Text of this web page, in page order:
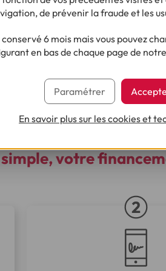
de projet : tout
Le taux de votre prêt personnel est
que vous désirez emprunter dans le
contrat de crédit
votre
de prévenir la fraude et les
6 mois mais vous pouvez
en bas de chaque page de
Paramétrer
En savoir plus sur les cookies et